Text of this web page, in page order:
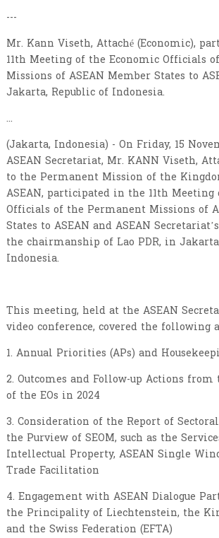
---
Mr. Kann Viseth, Attaché (Economic),
11th Meeting of the Economic Officials
Missions of ASEAN Member States to
Jakarta, Republic of Indonesia.
...
(Jakarta, Indonesia) - On Friday, 15
ASEAN Secretariat, Mr. KANN Viseth,
to the Permanent Mission of the
ASEAN, participated in the 11th
Officials of the Permanent Missions of
States to ASEAN and ASEAN
the chairmanship of Lao PDR, in
Indonesia.
This meeting, held at the ASEAN
video conference, covered the following
1. Annual Priorities (APs) and
2. Outcomes and Follow-up Actions
of the EOs in 2024
3. Consideration of the Report of
the Purview of SEOM, such as the
Intellectual Property, ASEAN Single
Trade Facilitation
4. Engagement with ASEAN Dialogue
the Principality of Liechtenstein, the
and the Swiss Federation (EFTA)